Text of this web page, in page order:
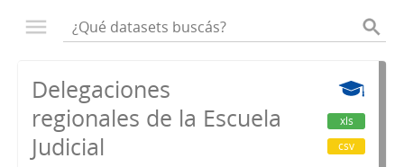
Delegaciones
regionales de la Escuela
Judicial
xls
csv